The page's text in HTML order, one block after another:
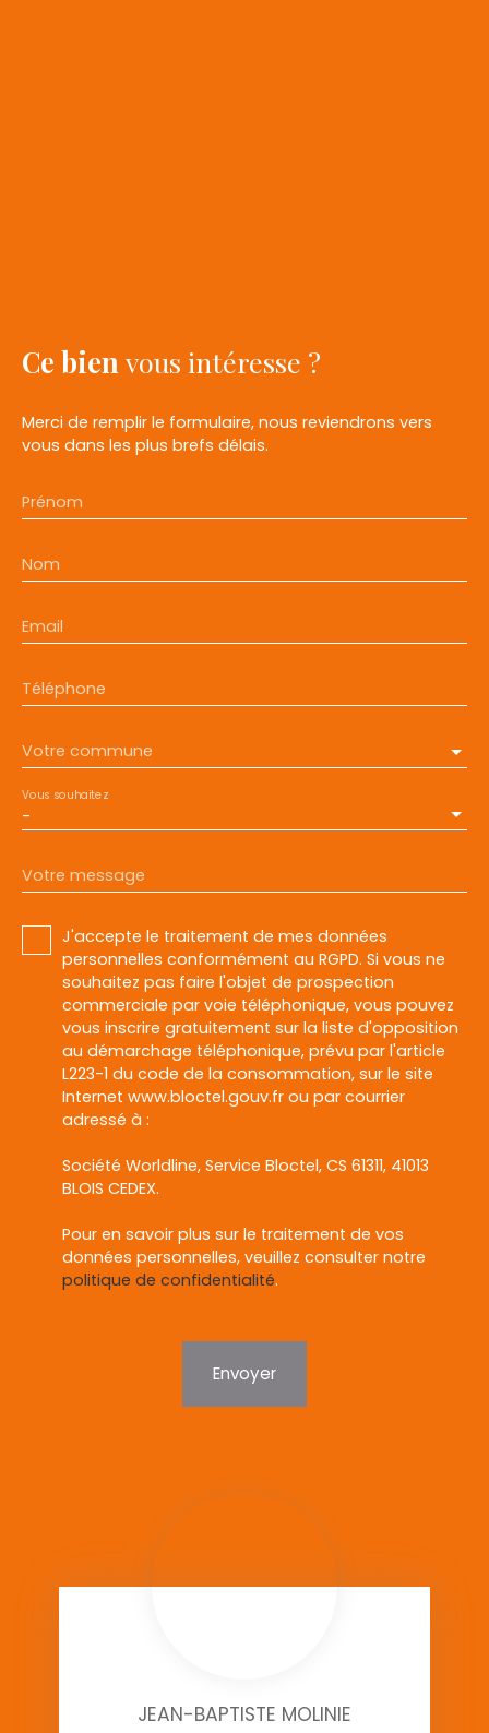
Ce bien vous intéresse ?
Merci de remplir le formulaire, nous reviendrons vers
vous dans les plus brefs délais.
Prénom
Nom
Email
Téléphone
Votre commune
-
Vous souhaitez
Votre message
J'accepte le traitement de mes données
personnelles conformément au RGPD. Si vous ne
souhaitez pas faire l'objet de prospection
commerciale par voie téléphonique, vous pouvez
vous inscrire gratuitement sur la liste d'opposition
au démarchage téléphonique, prévu par l'article
L223-1 du code de la consommation, sur le site
Internet www.bloctel.gouv.fr ou par courrier
adressé à :
Société Worldline, Service Bloctel, CS 61311, 41013
BLOIS CEDEX.
Pour en savoir plus sur le traitement de vos
données personnelles, veuillez consulter notre
politique de confidentialité.
Envoyer
JEAN-BAPTISTE MOLINIE